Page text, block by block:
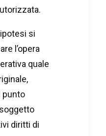
si
l’opera
quale
punto
diritti di